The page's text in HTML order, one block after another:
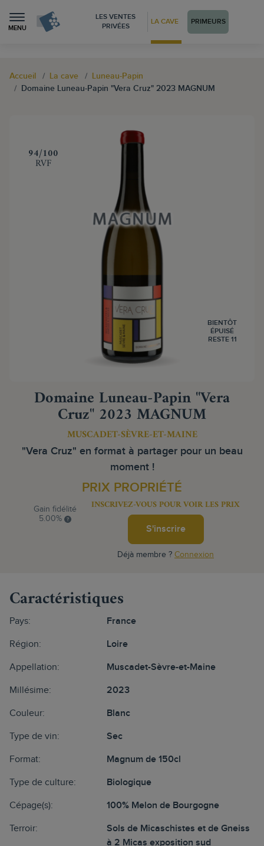
MENU
LES VENTES
PRIVÉES
LA CAVE PRIMEURS
Accueil La cave
Luneau-Papin
Domaine Luneau-Papin "Vera Cruz" 2023 MAGNUM
‍94/100
RVF
BIENTÔT
ÉPUISÉ
RESTE 11
Domaine Luneau-Papin "Vera
Cruz" 2023 MAGNUM
MUSCADET-SÈVRE-ET-MAINE
"Vera Cruz" en format à partager pour un beau
moment !
PRIX PROPRIÉTÉ
Gain fidélité
5.00%
INSCRIVEZ-VOUS POUR VOIR LES PRIX
S'inscrire
Déjà membre ? Connexion
Caractéristiques
Pays: France
Région: Loire
Appellation: Muscadet-Sèvre-et-Maine
Millésime: 2023
Couleur: Blanc
Type de vin: Sec
Format: Magnum de 150cl
Type de culture: Biologique
Cépage(s): 100% Melon de Bourgogne
Terroir:
Sols de Micaschistes et de Gneiss
à 2 Micas exposition sud